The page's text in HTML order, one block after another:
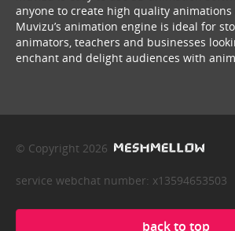
anyone to create high quality animations
Muvizu’s animation engine is ideal for
animators, teachers and businesses
enchant and delight audiences with
© Copyright 2026
service webchat number: x13594653503
back to top